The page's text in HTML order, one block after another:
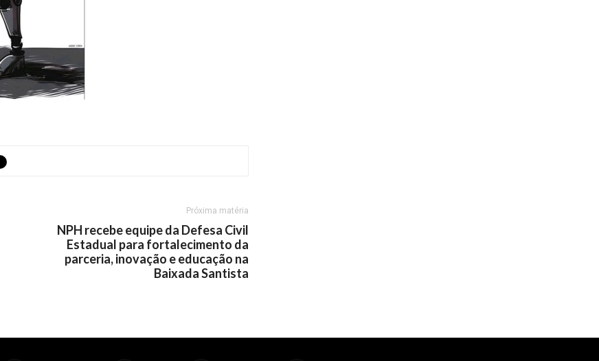
Próxima matéria
NPH recebe equipe da Defesa Civil
Estadual para fortalecimento da
parceria, inovação e educação na
Baixada Santista